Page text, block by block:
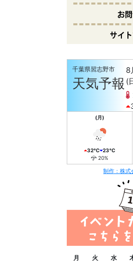
お
サイ
千葉県習志野市
天気予報
8
(
(月)
32℃ 23℃
20%
制作：株式
月 火 水